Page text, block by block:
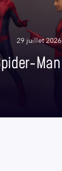
29 juillet 2026
Man